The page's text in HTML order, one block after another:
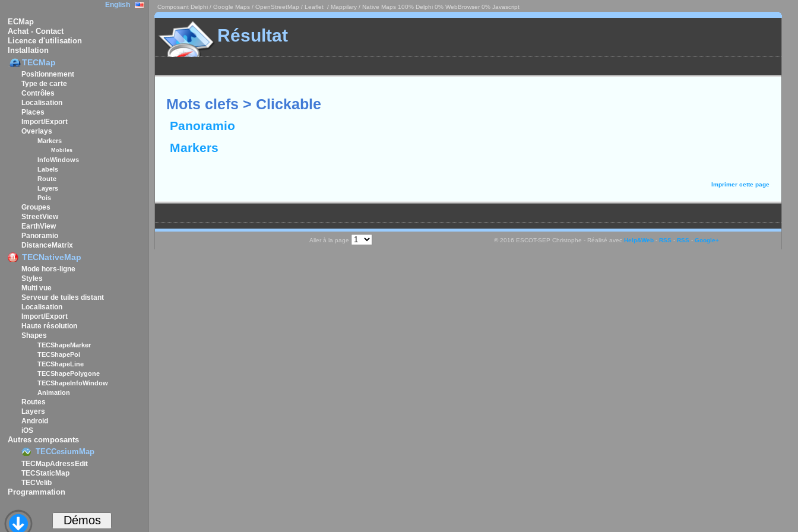
Composant Delphi / Google Maps / OpenStreetMap / Leaflet / Mappilary / Native Maps 100% Delphi 0% WebBrowser 0% Javascript
Résultat
English
ECMap
Achat - Contact
Licence d'utilisation
Installation
TECMap
Positionnement
Type de carte
Contrôles
Localisation
Places
Import/Export
Overlays
Markers
Mobiles
InfoWindows
Labels
Route
Layers
Pois
Groupes
StreetView
EarthView
Panoramio
DistanceMatrix
TECNativeMap
Mode hors-ligne
Styles
Multi vue
Serveur de tuiles distant
Localisation
Import/Export
Haute résolution
Shapes
TECShapeMarker
TECShapePoi
TECShapeLine
TECShapePolygone
TECShapeInfoWindow
Animation
Routes
Layers
Android
iOS
Autres composants
TECCesiumMap
TECMapAdressEdit
TECStaticMap
TECVelib
Programmation
Mots clefs > Clickable
Panoramio
Markers
Imprimer cette page
Aller à la page © 2016 ESCOT-SEP Christophe - Réalisé avec Help&Web- RSS- RSS- Google+